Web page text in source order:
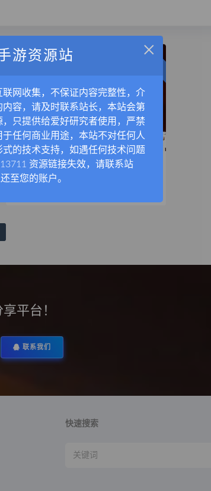
VIP免费
灵魂武器
平台！
联系我们
快速搜索
×
游资源站
网收集，不保证内容完整性，介
容，请及时联系站长，本站会第
只提供给爱好研究者使用，严禁
任何商业用途，本站不对任何人
的技术支持，如遇任何技术问题
资源链接失效，请联系站
至您的账户。